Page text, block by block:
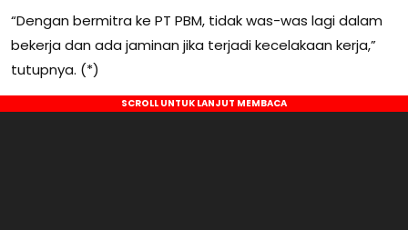
“Dengan bermitra ke PT PBM, tidak was-was lagi dalam
bekerja dan ada jaminan jika terjadi kecelakaan kerja,”
tutupnya. (*)